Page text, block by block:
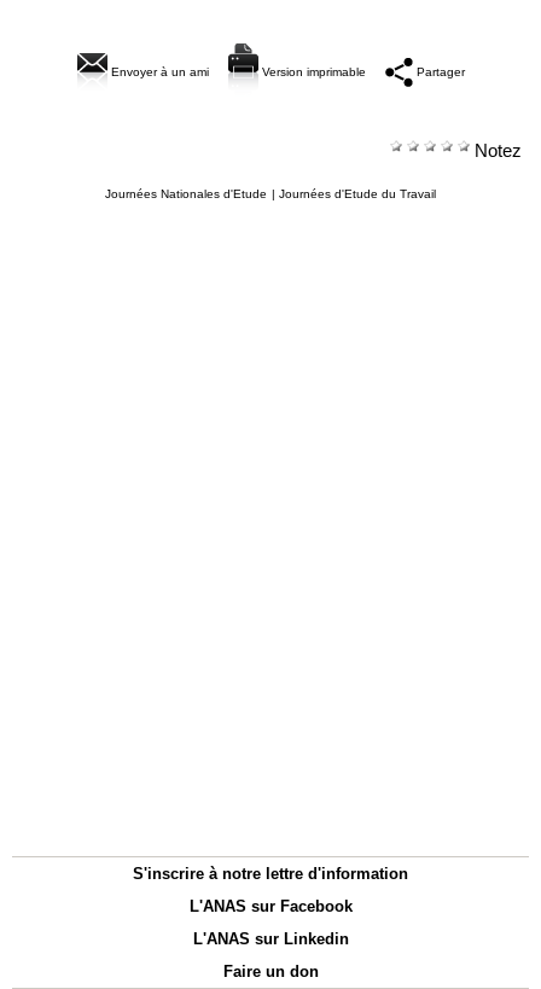
Envoyer à un ami Version imprimable Partager
Notez
Journées Nationales d'Etude | Journées d'Etude du Travail
S'inscrire à notre lettre d'information
L'ANAS sur Facebook
L'ANAS sur Linkedin
Faire un don